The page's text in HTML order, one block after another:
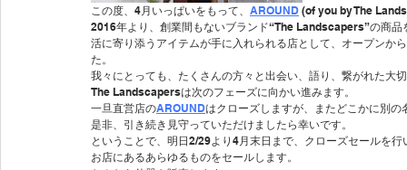
この度、4月いっぱいをもって、 AROUND (of you by The
2016年より、創業間もないブランド“The Landscapers”の商
活に寄り添うアイテムが手に入れられる店として、オープンか
た。
我々にとっても、たくさんの方々と出会い、語り、繋がれた大
The Landscapersは次のフェーズに向かい進みます。
一旦直営店のAROUNDはクローズしますが、またどこかに別
是非、引き続き見守っていただけましたら幸いです。
ということで、明日2/29より4月末日まで、クローズセールを行
お店にあるあらゆるものをセールします。